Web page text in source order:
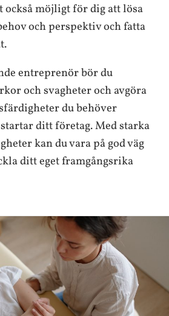
också möjligt för dig att lösa
och perspektiv och fatta
entreprenör bör du
och svagheter och avgöra
du behöver
ditt företag. Med starka
kan du vara på god väg
ditt eget framgångsrika